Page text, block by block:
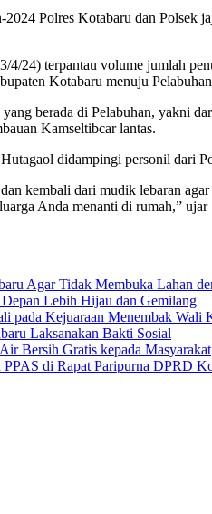
Polres Kotabaru dan Polsek
24) terpantau volume jumlah
Kotabaru menuju
berada di Pelabuhan, yakni
Kamseltibcar lantas.
didampingi personil dari
kembali dari mudik lebaran
Anda menanti di rumah,”
Agar Tidak Membuka Lahan
Lebih Hijau dan Gemilang
pada Kejuaraan Menembak Wali
Laksanakan Bakti Sosial
Bersih Gratis kepada Masyarakat
PPAS di Rapat Paripurna DPRD